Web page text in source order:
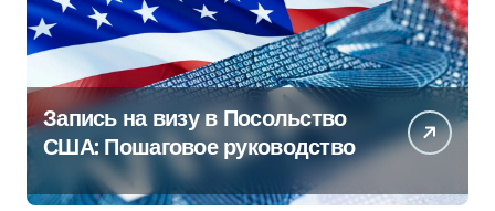
Запись на визу в Посольство
США: Пошаговое руководство